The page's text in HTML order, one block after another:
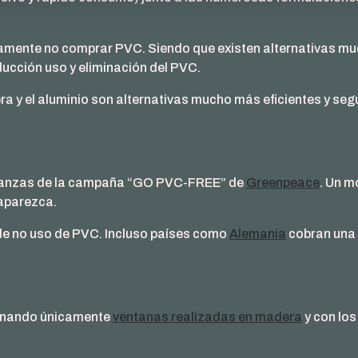
no comprar PVC. Siendo que existen alternativas
uso y eliminación del PVC.
y el aluminio son alternativas mucho más eficientes y
de la campaña “GO PVC-FREE” de Greenpeace. Un
no uso de PVC. Incluso países como Alemania cobran
únicamenteventanas realizadas en madera y con